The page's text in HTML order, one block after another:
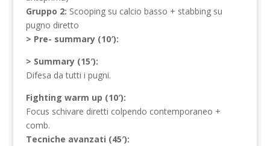
Gruppo 2: Scooping su calcio basso + stabbing su
pugno diretto
> Pre- summary (10′):
> Summary (15′):
Difesa da tutti i pugni.
Fighting warm up (10′):
Focus schivare diretti colpendo contemporaneo +
comb.
Tecniche avanzati (45′):